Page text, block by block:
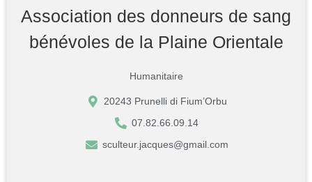
Association des donneurs de sang
bénévoles de la Plaine Orientale
Humanitaire
20243 Prunelli di Fium’Orbu
07.82.66.09.14
sculteur.jacques@gmail.com